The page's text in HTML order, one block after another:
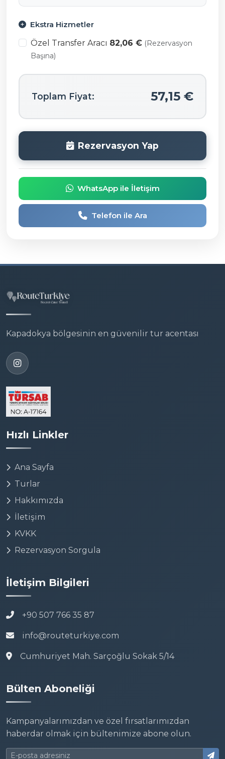
Ekstra Hizmetler
Özel Transfer Aracı 82,06 € (Rezervasyon
Başına)
Toplam Fiyat: 57,15 €
Rezervasyon Yap
WhatsApp ile İletişim
Telefon ile Ara
Kapadokya bölgesinin en güvenilir tur acentası
Hızlı Linkler
Ana Sayfa
Turlar
Hakkımızda
İletişim
KVKK
Rezervasyon Sorgula
İletişim Bilgileri
+90 507 766 35 87
info@routeturkiye.com
Cumhuriyet Mah. Sarçoğlu Sokak 5/14
Bülten Aboneliği
Kampanyalarımızdan ve özel fırsatlarımızdan
haberdar olmak için bültenimize abone olun.